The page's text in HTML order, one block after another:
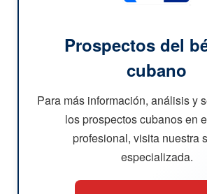
Prospectos del
cubano
Para más información, análisis y
los prospectos cubanos en
profesional, visita nuestra
especializada.